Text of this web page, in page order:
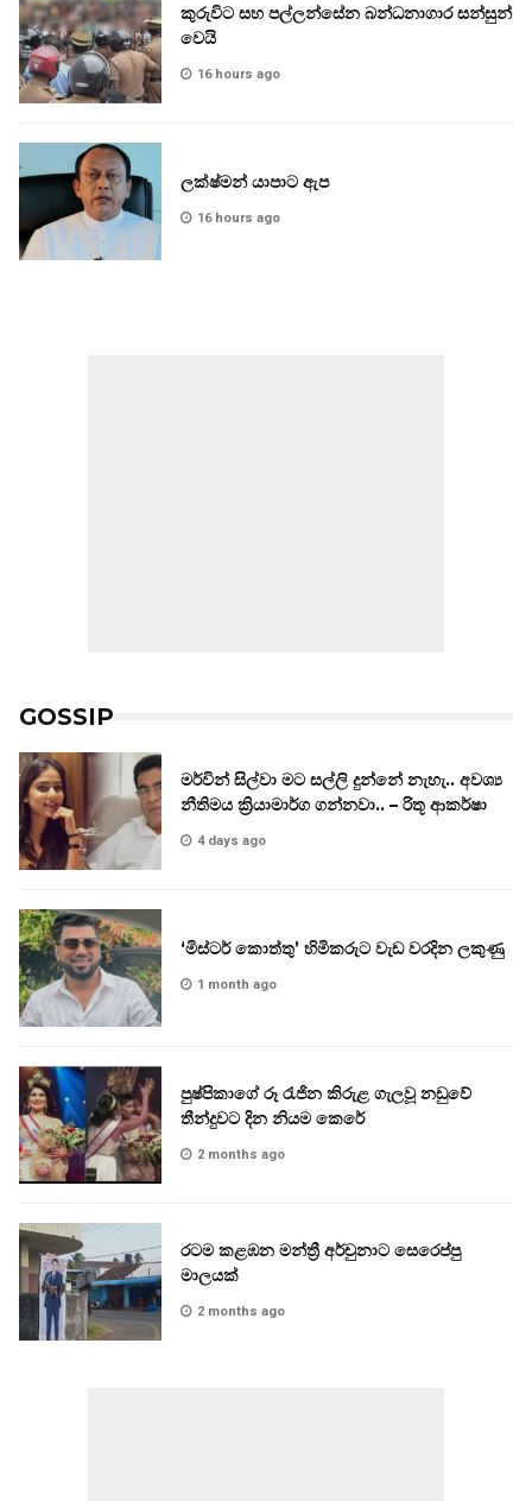
කුරුවිට සහ පල්ලන්සේන බන්ධනාගාර සන්සුන්
වෙයි
16 hours ago
ලක්ෂ්මන් යාපාට ඇප
16 hours ago
GOSSIP
මර්වින් සිල්වා මට සල්ලි දුන්නේ නැහැ.. අවශ්‍ය
නීතිමය ක්‍රියාමාර්ග ගන්නවා.. – රිතූ ආකර්ෂා
4 days ago
‘මිස්ටර් කොත්තු’ හිමිකරුට වැඩ වරදින ලකුණු
1 month ago
පුෂ්පිකාගේ රූ රැජින කිරුළ ගැලවූ නඩුවේ
තීන්දුවට දින නියම කෙරේ
2 months ago
රටම කළඹන මන්ත්‍රී අර්චුනාට සෙරෙප්පු
මාලයක්
2 months ago